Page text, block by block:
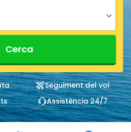
Cerca
Seguiment del vol
Assistència 24/7